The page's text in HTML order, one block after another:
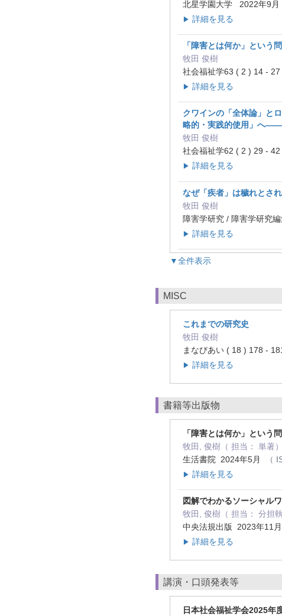
北星学園大学 2022年9月
▶ 詳細を見る
「障害とは何か」とい
牧田 俊樹
社会福祉学63 ( 2 ) 14 -
▶ 詳細を見る
クワインの「全体論」と
略的・実践的使用」へ――
牧田 俊樹
社会福祉学62 ( 2 ) 29 -
▶ 詳細を見る
なぜ「疾者」は穢れとさ
牧田 俊樹
障害学研究 / 障害学研究
▶ 詳細を見る
▼全件表示
MISC
これまでの研究史
牧田 俊樹
まなびあい ( 18 ) 178 -
▶ 詳細を見る
書籍等出版物
「障害とは何か」という
牧田, 俊樹（ 担当： 単著）
生活書院 2024年5月
（
▶ 詳細を見る
図解でわかるソーシャル
牧田, 俊樹（ 担当： 分担
中央法規出版 2023年11月
▶ 詳細を見る
講演・口頭発表等
日本社会福祉学会2025年